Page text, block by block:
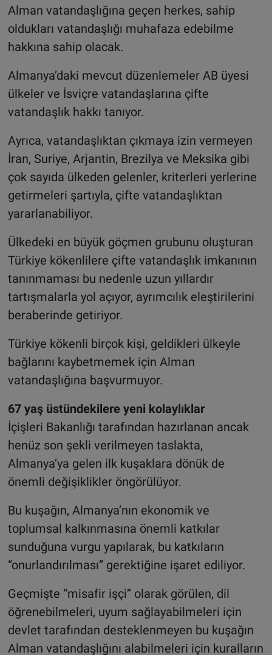
Alman vatandaşlığına geçen herkes, sahip
oldukları vatandaşlığı muhafaza edebilme
hakkına sahip olacak.
Almanya’daki mevcut düzenlemeler AB üyesi
ülkeler ve İsviçre vatandaşlarına çifte
vatandaşlık hakkı tanıyor.
Ayrıca, vatandaşlıktan çıkmaya izin vermeyen
İran, Suriye, Arjantin, Brezilya ve Meksika gibi
çok sayıda ülkeden gelenler, kriterleri yerlerine
getirmeleri şartıyla, çifte vatandaşlıktan
yararlanabiliyor.
Ülkedeki en büyük göçmen grubunu oluşturan
Türkiye kökenlilere çifte vatandaşlık imkanının
tanınmaması bu nedenle uzun yıllardır
tartışmalarla yol açıyor, ayrımcılık eleştirilerini
beraberinde getiriyor.
Türkiye kökenli birçok kişi, geldikleri ülkeyle
bağlarını kaybetmemek için Alman
vatandaşlığına başvurmuyor.
67 yaş üstündekilere yeni kolaylıklar
İçişleri Bakanlığı tarafından hazırlanan ancak
henüz son şekli verilmeyen taslakta,
Almanya’ya gelen ilk kuşaklara dönük de
önemli değişiklikler öngörülüyor.
Bu kuşağın, Almanya’nın ekonomik ve
toplumsal kalkınmasına önemli katkılar
sunduğuna vurgu yapılarak, bu katkıların
“onurlandırılması” gerektiğine işaret ediliyor.
Geçmişte “misafir işçi” olarak görülen, dil
öğrenebilmeleri, uyum sağlayabilmeleri için
devlet tarafından desteklenmeyen bu kuşağın
Alman vatandaşlığını alabilmeleri için kuralların